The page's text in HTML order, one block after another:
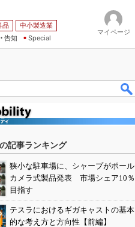
品
中小製造業
告知 Special
マイページ
記事ランキング
狭小な駐車場に、シャープがポール
カメラ式製品発表 市場シェア10％
目指す
テスラにおけるギガキャストの基本
的な考え方と方向性【前編】